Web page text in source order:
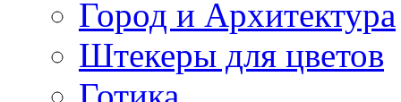
Город и Архитектура
Штекеры для цветов